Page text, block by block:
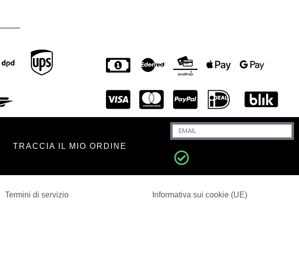
TRACCIA IL MIO ORDINE
Termini di servizio Informativa sui cookie (UE)